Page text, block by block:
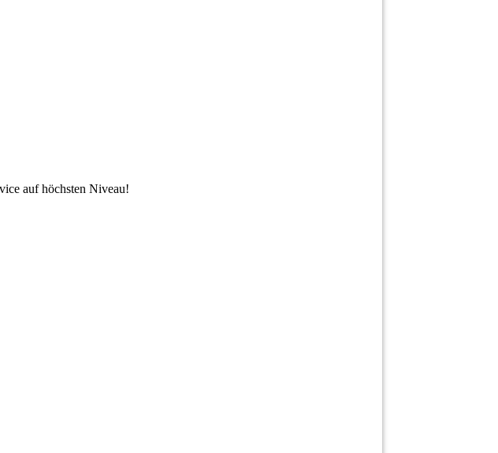
auf höchsten Niveau!